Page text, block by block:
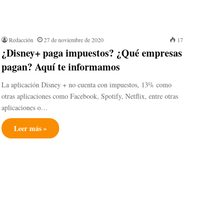
Redacción 27 de noviembre de 2020 17
¿Disney+ paga impuestos? ¿Qué empresas
pagan? Aquí te informamos
La aplicación Disney + no cuenta con impuestos, 13% como
otras aplicaciones como Facebook, Spotify, Netflix, entre otras
aplicaciones o…
Leer más »